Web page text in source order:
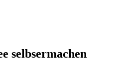
selbsermachen